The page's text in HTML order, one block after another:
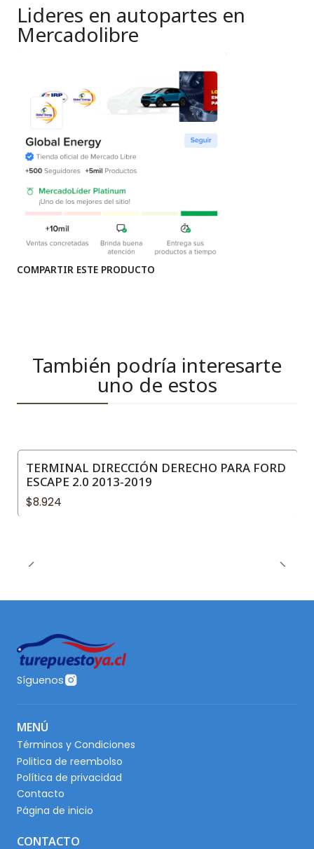
Lideres en autopartes en
Mercadolibre
COMPARTIR ESTE PRODUCTO
También podría interesarte
uno de estos
TERMINAL DIRECCIÓN DERECHO PARA FORD
ESCAPE 2.0 2013-2019
$8.924
Síguenos
MENÚ
Términos y Condiciones
Politica de reembolso
Política de privacidad
Contacto
Página de inicio
CONTACTO